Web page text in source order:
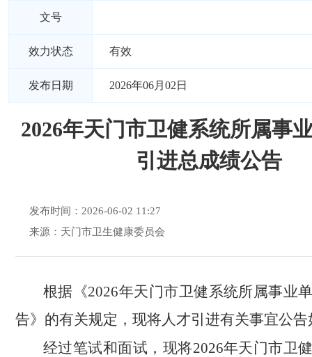
文号
效力状态 有效
发布日期 2026年06月02日
2026年天门市卫健系统所属事
引进总成绩公告
发布时间：2026-06-02 11:27
来源：天门市卫生健康委员会
根据《2026年天门市卫健系统所属事业
告》的有关规定，现将人才引进有关事宜公告
经过笔试和面试，现将2026年天门市卫